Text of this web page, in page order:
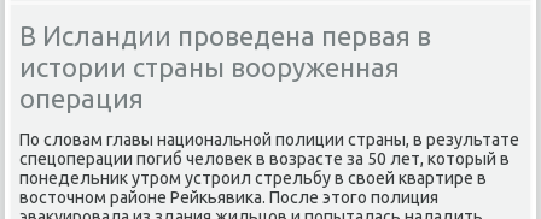
В Исландии проведена первая в
истории страны вооруженная
операция
По словам главы национальной полиции страны, в результате
спецоперации погиб человек в возрасте за 50 лет, который в
понедельник утром устроил стрельбу в своей квартире в
восточном районе Рейкьявика. После этого полиция